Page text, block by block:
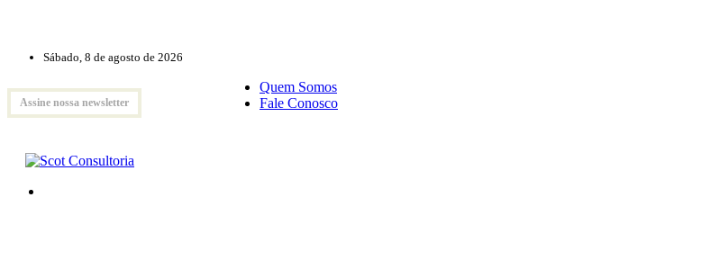
Sábado, 8 de agosto de 2026
Assine nossa newsletter
Quem Somos
Fale Conosco